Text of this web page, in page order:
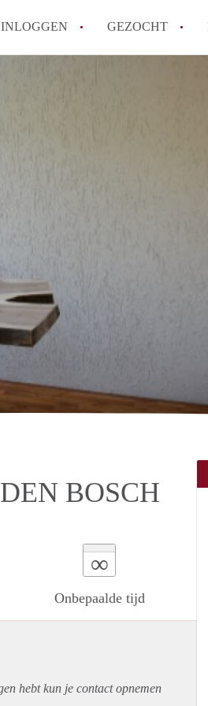
INLOGGEN GEZOCHT
BOSCH
∞
Onbepaalde tijd
hebt kun je contact opnemen